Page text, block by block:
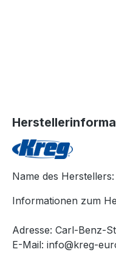
Name des
Informationen zum
Adresse: Carl-Benz-
E-Mail: info@kreg-